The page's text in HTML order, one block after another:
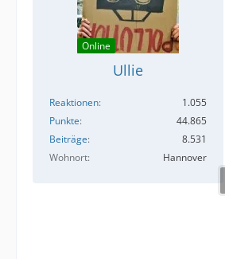
Online
Ullie
Reaktionen
1.055
Punkte
44.865
Beiträge
8.531
Wohnort
Hannover